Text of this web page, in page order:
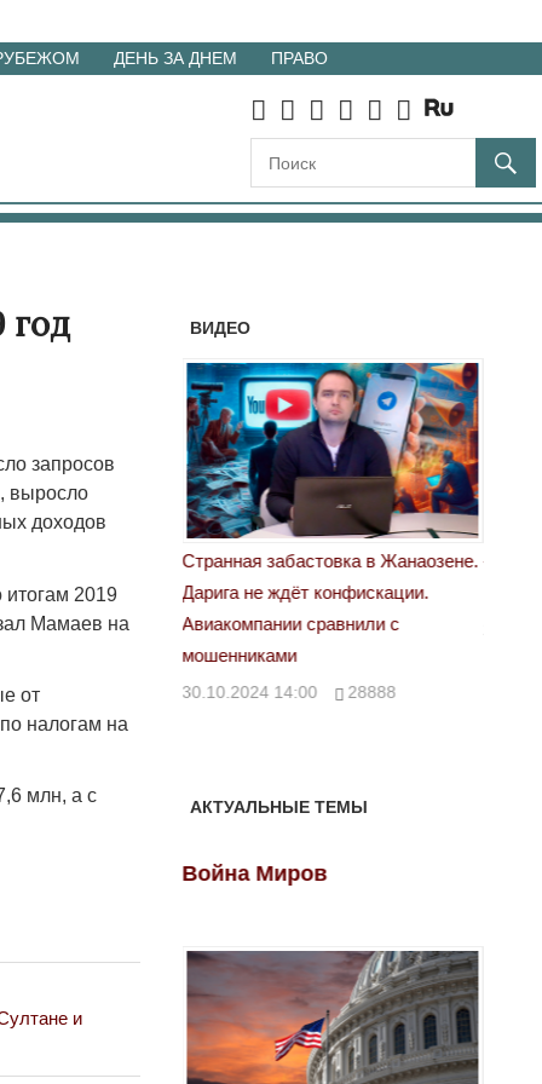
ДЕНЬ ЗА ДНЕМ ПРАВО
год
запросов
выросло
доходов
итогам 2019
Мамаев на
от
налогам на
млн, а с
и
ВИДЕО
конфискации.
сравнили с
«Новый Казахстан не говорит всей
правды»
29.10.2024 09:00 39623
АКТУАЛЬНЫЕ ТЕМЫ
Война Миров